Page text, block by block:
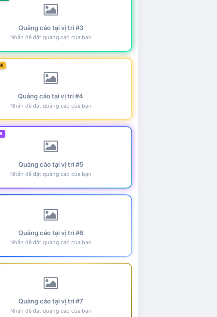
Quảng cáo tại vị trí #3
Nhấn để đặt quảng cáo của bạn
Quảng cáo tại vị trí #4
Nhấn để đặt quảng cáo của bạn
Quảng cáo tại vị trí #5
Nhấn để đặt quảng cáo của bạn
Quảng cáo tại vị trí #6
Nhấn để đặt quảng cáo của bạn
Quảng cáo tại vị trí #7
Nhấn để đặt quảng cáo của bạn